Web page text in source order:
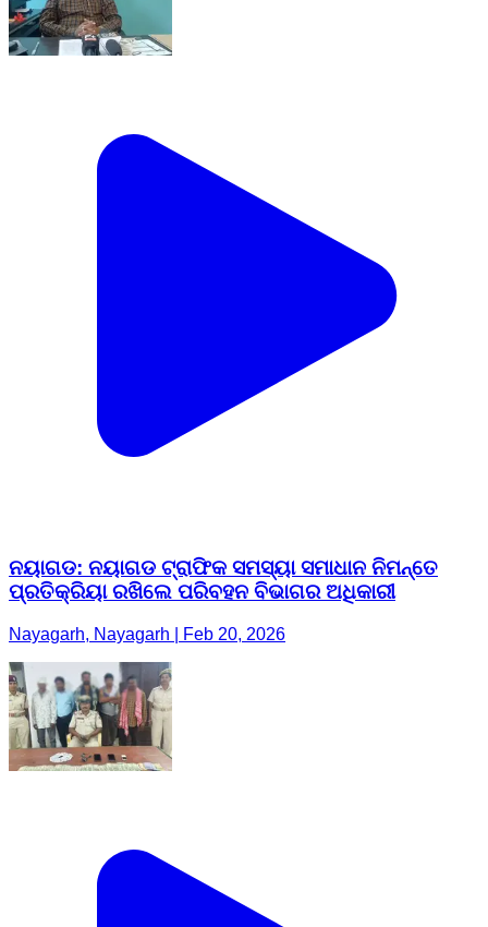
ନୟାଗଡ: ନୟାଗଡ ଟ୍ରାଫିକ ସମସ୍ୟା ସମାଧାନ ନିମନ୍ତେ
ପ୍ରତିକ୍ରିୟା ରଖିଲେ ପରିବହନ ବିଭାଗର ଅଧିକାରୀ
Nayagarh, Nayagarh | Feb 20, 2026